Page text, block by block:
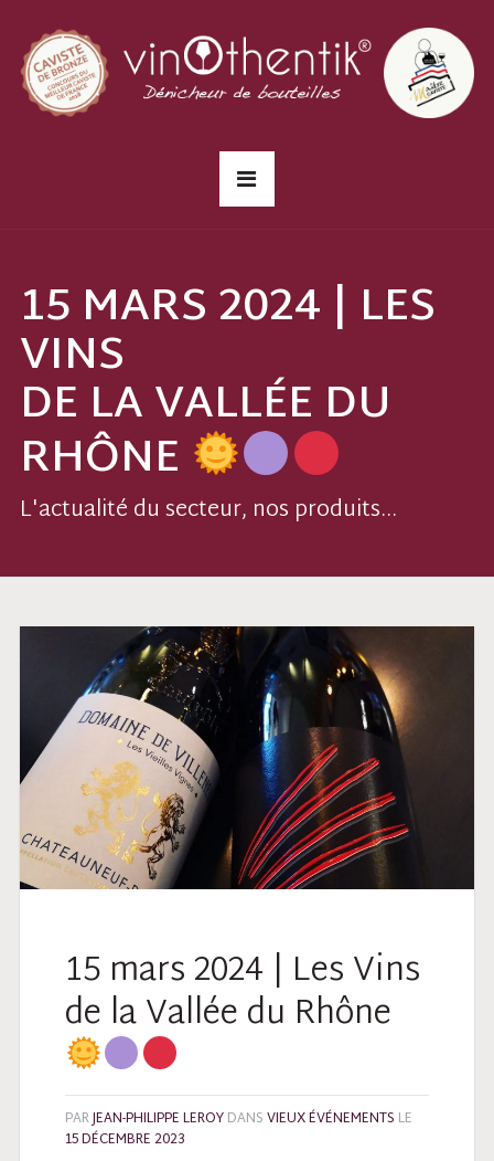
15 MARS 2024 | LES
VINS
DE LA VALLÉE DU
RHÔNE
L'actualité du secteur, nos produits...
15 mars 2024 | Les Vins
de la Vallée du Rhône
PARJEAN-PHILIPPE LEROYDANSVIEUX ÉVÉNEMENTS LE
15 DÉCEMBRE 2023